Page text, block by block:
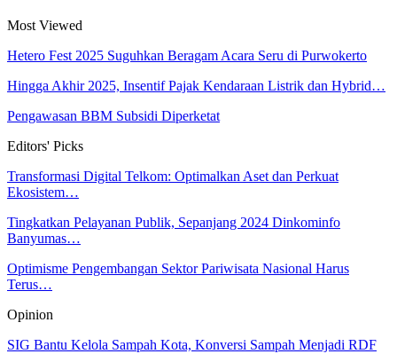
Most Viewed
Hetero Fest 2025 Suguhkan Beragam Acara Seru di Purwokerto
Hingga Akhir 2025, Insentif Pajak Kendaraan Listrik dan Hybrid…
Pengawasan BBM Subsidi Diperketat
Editors' Picks
Transformasi Digital Telkom: Optimalkan Aset dan Perkuat
Ekosistem…
Tingkatkan Pelayanan Publik, Sepanjang 2024 Dinkominfo
Banyumas…
Optimisme Pengembangan Sektor Pariwisata Nasional Harus
Terus…
Opinion
SIG Bantu Kelola Sampah Kota, Konversi Sampah Menjadi RDF